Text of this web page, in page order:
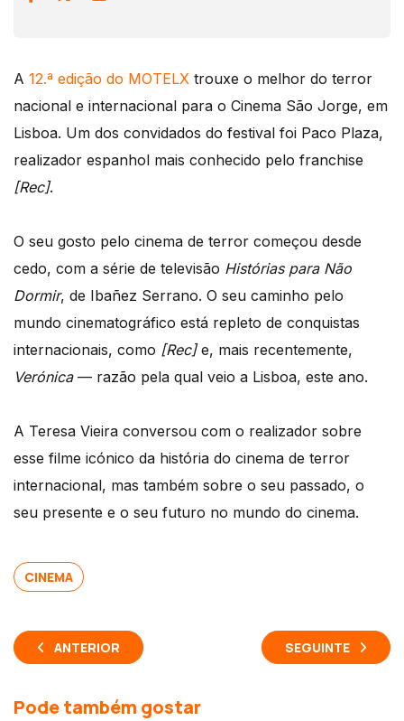
A 12.ª edição do MOTELX trouxe o melhor do terror
nacional e internacional para o Cinema São Jorge, em
Lisboa. Um dos convidados do festival foi Paco Plaza,
realizador espanhol mais conhecido pelo franchise
[Rec].
O seu gosto pelo cinema de terror começou desde
cedo, com a série de televisão Histórias para Não
Dormir, de Ibañez Serrano. O seu caminho pelo
mundo cinematográfico está repleto de conquistas
internacionais, como [Rec]e, mais recentemente,
Verónica— razão pela qual veio a Lisboa, este ano.
A Teresa Vieira conversou com o realizador sobre
esse filme icónico da história do cinema de terror
internacional, mas também sobre o seu passado, o
seu presente e o seu futuro no mundo do cinema.
CINEMA
ANTERIOR SEGUINTE
Pode também gostar